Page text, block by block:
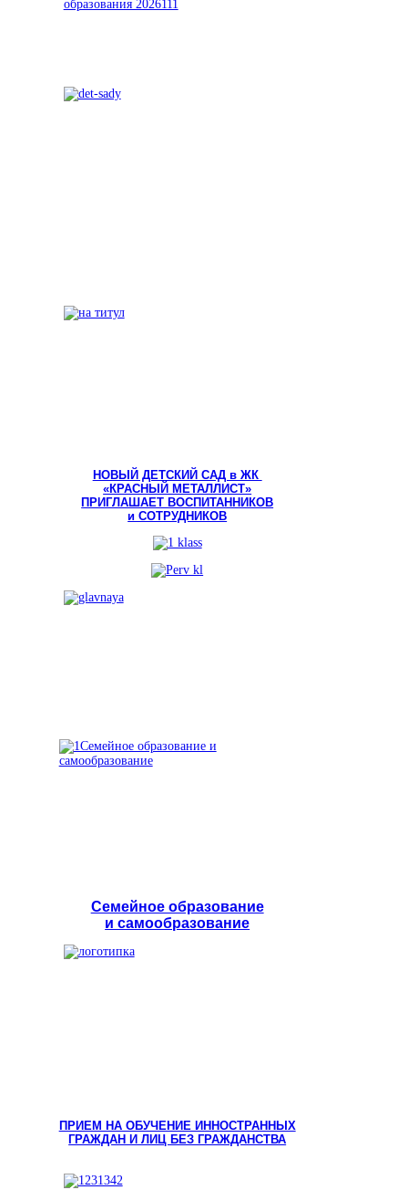
НОВЫЙ ДЕТСКИЙ САД в ЖК
«КРАСНЫЙ МЕТАЛЛИСТ»
ПРИГЛАШАЕТ ВОСПИТАННИКОВ
и СОТРУДНИКОВ
Семейное образование
и самообразование
ПРИЕМ НА ОБУЧЕНИЕ ИННОСТРАННЫХ
ГРАЖДАН И ЛИЦ БЕЗ ГРАЖДАНСТВА